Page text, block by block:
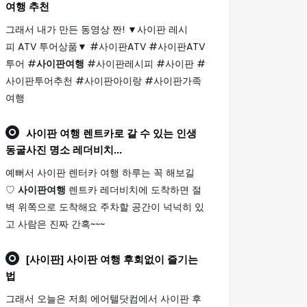
여행 추천
그래서 내가 만든 동영상 짠! ▼사이판 레시
피 ATV 투어상품▼ #사이판ATV #사이판ATV
투어 #사이판여행 #사이판레시피 #사이판 #
사이판투어추천 #사이판아이랑 #사이판가족
여행
사이판 여행 렌트카로 갈 수 있는 인생
동굴사진 명소 레더비치...
예뻐서 사이판 렌터카 여행 하루는 꼭 해보길
♡ 사이판여행 렌트카 레더비치에 도착하면 절
벽 위쪽으로 도착해요 주차할 공간이 넉넉히 있
고 사람은 진짜 간혹~~~
[사이판] 사이판 여행 후회없이 즐기는
법
그래서 오늘은 저희 에어텔닷컴에서 사이판 후